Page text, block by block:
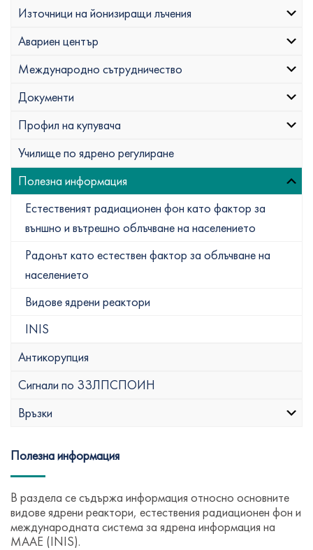
Източници на йонизиращи лъчения
Авариен център
Международно сътрудничество
Документи
Профил на купувача
Училище по ядрено регулиране
Полезна информация
Естественият радиационен фон като фактор за
външно и вътрешно облъчване на населението
Радонът като естествен фактор за облъчване на
населението
Видове ядрени реактори
INIS
Антикорупция
Сигнали по ЗЗЛПСПОИН
Връзки
Полезна информация
В раздела се съдържа информация относно основните
видове ядрени реактори, естествения радиационен фон и
международната система за ядрена информация на
МААЕ (INIS).